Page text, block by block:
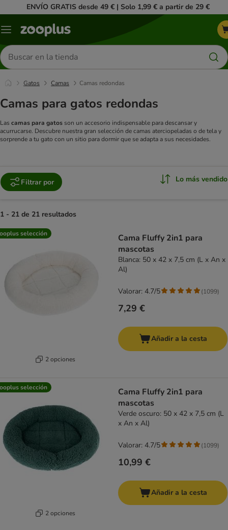
ENVÍO GRATIS desde 49 € | Solo 1,99 € a partir de 29 €
Menú
Buscar
productos
Gatos Camas Camas redondas
Camas para gatos redondas
Las camas para gatos son un accesorio indispensable para descansar y
acurrucarse. Descubre nuestra gran selección de camas aterciopeladas o de tela y
sorprende a tu gato con un sitio para dormir que se adapta a sus necesidades.
Filtrar por Lo más vendido
1 - 21 de 21 resultados
product items have been changed
selección
2 opciones
Cama Fluffy 2in1 para
mascotas
Blanca: 50 x 42 x 7,5 cm (L x An x
Al)
7,29 €
Valorar: 4.7/5 (1099)
Añadir a la cesta
selección
2 opciones
Cama Fluffy 2in1 para
mascotas
Verde oscuro: 50 x 42 x 7,5 cm (L
x An x Al)
10,99 €
Valorar: 4.7/5 (1099)
Añadir a la cesta